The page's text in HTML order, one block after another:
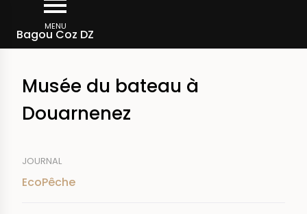
contenu
MENU
Bagou Coz DZ
d'Ariane
Rechercher dans la presse
Musée du bateau à
Douarnenez
JOURNAL
EcoPêche